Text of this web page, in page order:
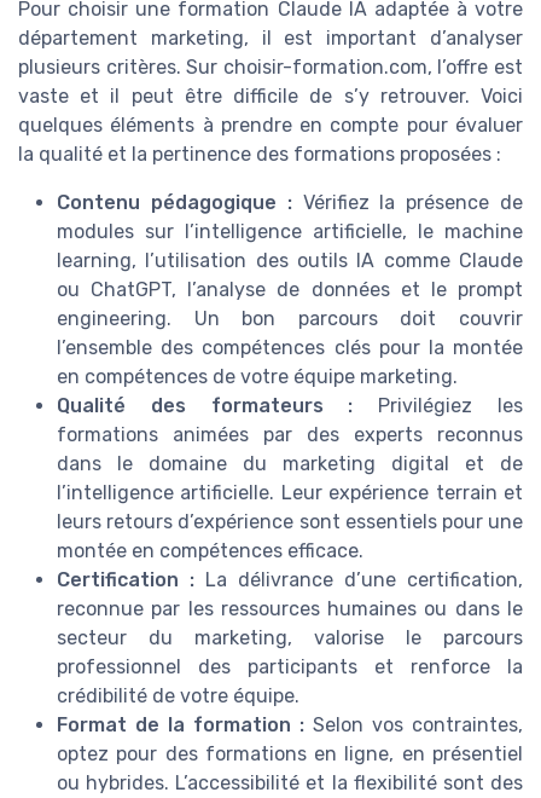
Pour choisir une formation Claude IA adaptée à votre
département marketing, il est important d’analyser
plusieurs critères. Sur choisir-formation.com, l’offre est
vaste et il peut être difficile de s’y retrouver. Voici
quelques éléments à prendre en compte pour évaluer
la qualité et la pertinence des formations proposées :
Contenu pédagogique :Vérifiez la présence de
modules sur l’intelligence artificielle, le machine
learning, l’utilisation des outils IA comme Claude
ou ChatGPT, l’analyse de données et le prompt
engineering. Un bon parcours doit couvrir
l’ensemble des compétences clés pour la montée
en compétences de votre équipe marketing.
Qualité des formateurs : Privilégiez les
formations animées par des experts reconnus
dans le domaine du marketing digital et de
l’intelligence artificielle. Leur expérience terrain et
leurs retours d’expérience sont essentiels pour une
montée en compétences efficace.
Certification : La délivrance d’une certification,
reconnue par les ressources humaines ou dans le
secteur du marketing, valorise le parcours
professionnel des participants et renforce la
crédibilité de votre équipe.
Format de la formation : Selon vos contraintes,
optez pour des formations en ligne, en présentiel
ou hybrides. L’accessibilité et la flexibilité sont des